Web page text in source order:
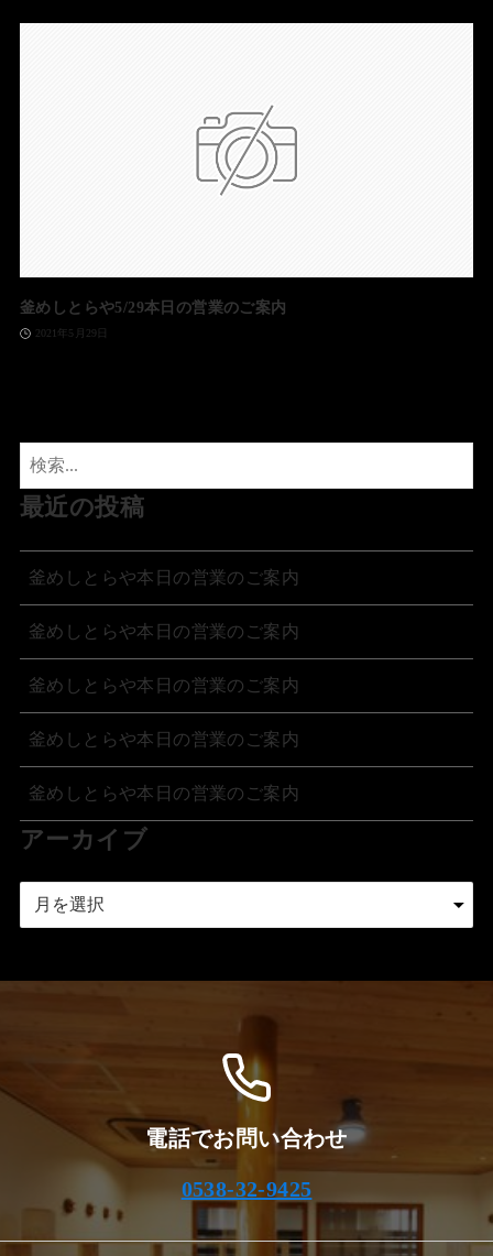
釜めしとらや5/29本日の営業のご案内
2021年5月29日
最近の投稿
釜めしとらや本日の営業のご案内
釜めしとらや本日の営業のご案内
釜めしとらや本日の営業のご案内
釜めしとらや本日の営業のご案内
釜めしとらや本日の営業のご案内
アーカイブ
電話でお問い合わせ
0538-32-9425